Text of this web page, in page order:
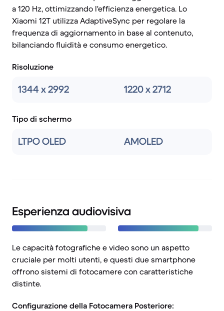
a 120 Hz, ottimizzando l'efficienza energetica. Lo
Xiaomi 12T utilizza AdaptiveSync per regolare la
frequenza di aggiornamento in base al contenuto,
bilanciando fluidità e consumo energetico.
Risoluzione
1344 x 2992 1220 x 2712
Tipo di schermo
LTPO OLED AMOLED
Esperienza audiovisiva
Le capacità fotografiche e video sono un aspetto
cruciale per molti utenti, e questi due smartphone
offrono sistemi di fotocamere con caratteristiche
distinte.
Configurazione della Fotocamera Posteriore: